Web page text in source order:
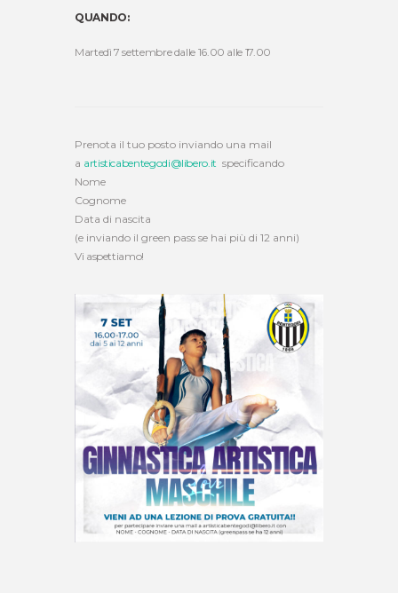
QUANDO:
Martedì 7 settembre dalle 16.00 alle 17.00
Prenota il tuo posto inviando una mail
a artisticabentegodi@libero.it specificando
Nome
Cognome
Data di nascita
(e inviando il green pass se hai più di 12 anni)
Vi aspettiamo!